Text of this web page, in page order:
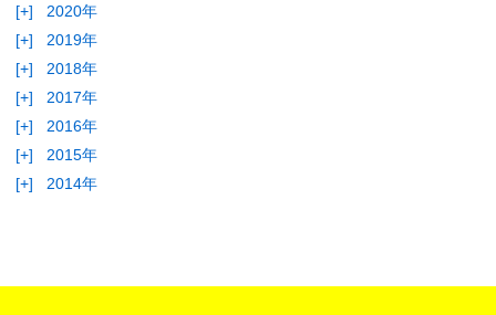
[+]
2020年
[+]
2019年
[+]
2018年
[+]
2017年
[+]
2016年
[+]
2015年
[+]
2014年